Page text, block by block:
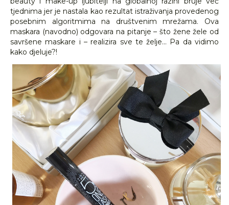
tjednima jer je nastala kao rezultat istraživanja provedenog
posebnim algoritmima na društvenim mrežama. Ova
maskara (navodno) odgovara na pitanje – što žene žele od
savršene maskare i – realizira sve te želje... Pa da vidimo
kako djeluje?!